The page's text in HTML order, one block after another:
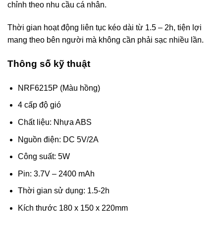
chỉnh theo nhu cầu cá nhân.
Thời gian hoạt động liên tục kéo dài từ 1.5 – 2h, tiện lợi
mang theo bên người mà không cần phải sạc nhiều lần.
Thông số kỹ thuật
NRF6215P (Màu hồng)
4 cấp độ gió
Chất liệu: Nhựa ABS
Nguồn điện: DC 5V/2A
Công suất: 5W
Pin: 3.7V – 2400 mAh
Thời gian sử dụng: 1.5-2h
Kích thước 180 x 150 x 220mm